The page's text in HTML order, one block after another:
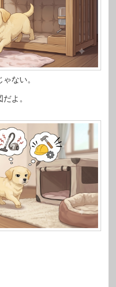
ない。
よ。